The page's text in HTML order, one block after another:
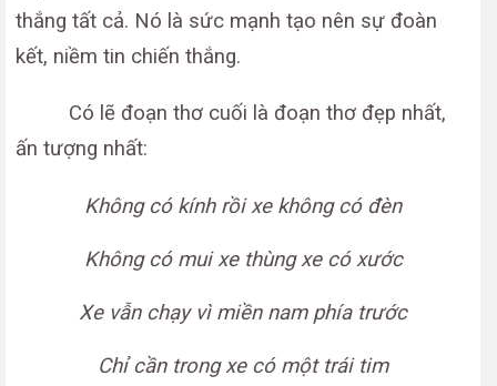
thắng tất cả. Nó là sức mạnh tạo nên sự đoàn
kết, niềm tin chiến thắng.
Có lẽ đoạn thơ cuối là đoạn thơ đẹp nhất,
ấn tượng nhất:
Không có kính rồi xe không có đèn
Không có mui xe thùng xe có xước
Xe vẫn chạy vì miền nam phía trước
Chỉ cần trong xe có một trái tim